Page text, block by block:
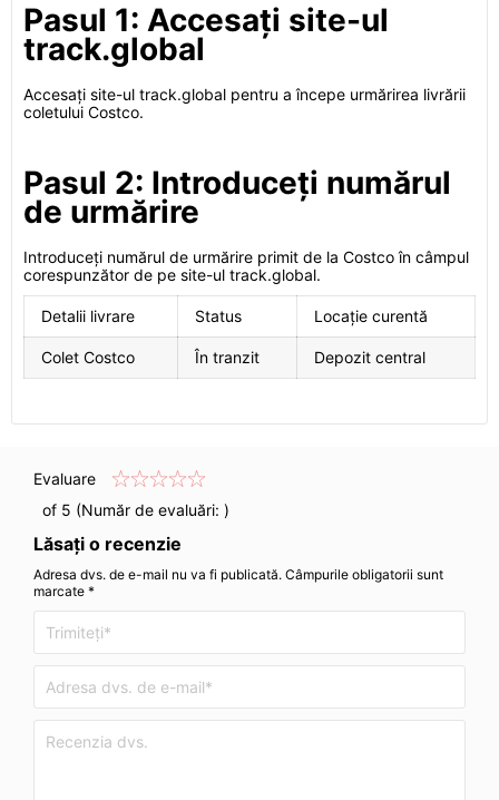
Pasul 1: Accesați site-ul
track.global
Accesați site-ul track.global pentru a începe urmărirea livrării
coletului Costco.
Pasul 2: Introduceți numărul
de urmărire
Introduceți numărul de urmărire primit de la Costco în câmpul
corespunzător de pe site-ul track.global.
Detalii livrare Status Locație curentă
Colet Costco În tranzit Depozit central
Evaluare
of 5 (Număr de evaluări: )
Lăsați o recenzie
Adresa dvs. de e-mail nu va fi publicată. Câmpurile obligatorii sunt
marcate *